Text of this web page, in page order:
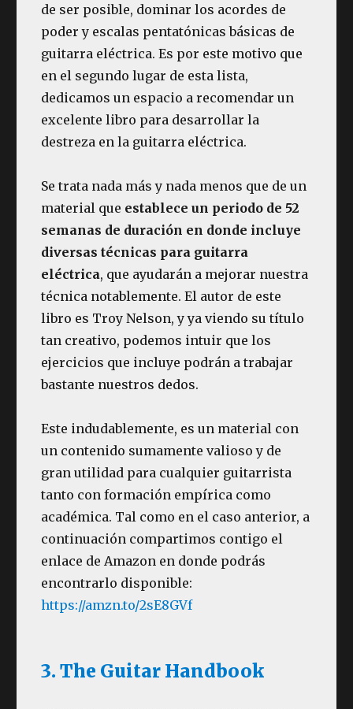
de ser posible, dominar los acordes de
poder y escalas pentatónicas básicas de
guitarra eléctrica. Es por este motivo que
en el segundo lugar de esta lista,
dedicamos un espacio a recomendar un
excelente libro para desarrollar la
destreza en la guitarra eléctrica.
Se trata nada más y nada menos que de un
material que establece un periodo de 52
semanas de duración en donde incluye
diversas técnicas para guitarra
eléctrica, que ayudarán a mejorar nuestra
técnica notablemente. El autor de este
libro es Troy Nelson, y ya viendo su título
tan creativo, podemos intuir que los
ejercicios que incluye podrán a trabajar
bastante nuestros dedos.
Este indudablemente, es un material con
un contenido sumamente valioso y de
gran utilidad para cualquier guitarrista
tanto con formación empírica como
académica. Tal como en el caso anterior, a
continuación compartimos contigo el
enlace de Amazon en donde podrás
encontrarlo disponible:
https://amzn.to/2sE8GVf
3. The Guitar Handbook